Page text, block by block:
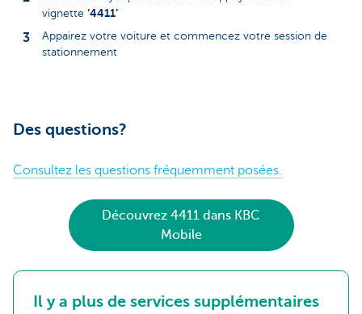
vignette ‘4411’
Appairez votre voiture et commencez votre session de
stationnement
Des questions?
Consultez les questions fréquemment posées.
Découvrez 4411 dans KBC
Mobile
Il y a plus de services supplémentaires